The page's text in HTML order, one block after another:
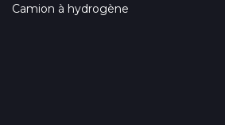
Camion à hydrogène